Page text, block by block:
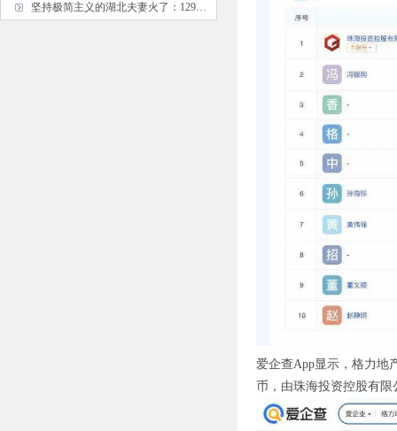
爱企查App显示，格力地
币，由珠海投资控股有
坚持极简主义的湖北夫妻火了：129㎡家硬装只花了11万，太漂亮了